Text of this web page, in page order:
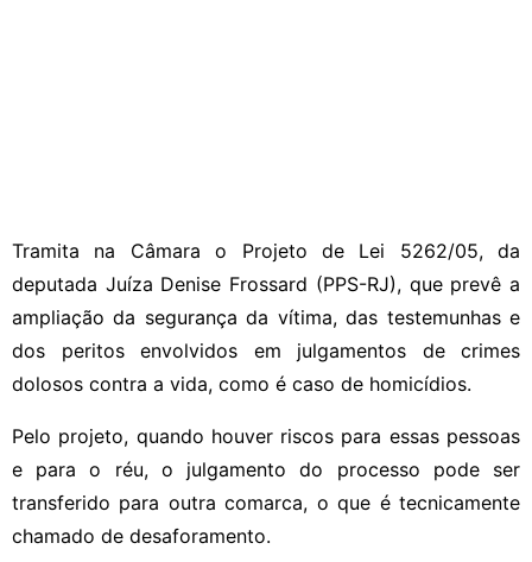
Tramita na Câmara o Projeto de Lei 5262/05, da
deputada Juíza Denise Frossard (PPS-RJ), que prevê a
ampliação da segurança da vítima, das testemunhas e
dos peritos envolvidos em julgamentos de crimes
dolosos contra a vida, como é caso de homicídios.
Pelo projeto, quando houver riscos para essas pessoas
e para o réu, o julgamento do processo pode ser
transferido para outra comarca, o que é tecnicamente
chamado de desaforamento.